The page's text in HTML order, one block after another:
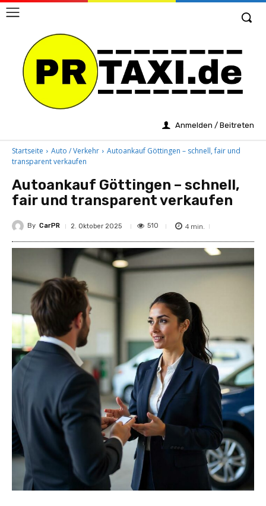
Anmelden / Beitreten
Startseite Auto / Verkehr
Autoankauf Göttingen – schnell, fair und
transparent verkaufen
Autoankauf Göttingen – schnell,
fair und transparent verkaufen
By CarPR 2. Oktober 2025 510 4 min.